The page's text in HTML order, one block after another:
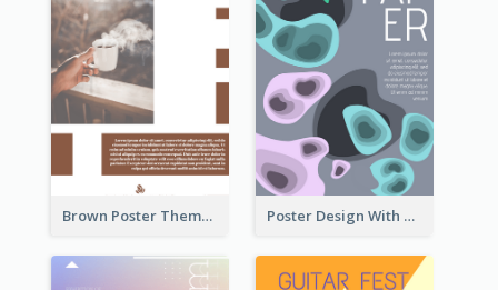
Brown Poster Theme With Theme Of Coffee Poster Design With Blobs And Gradient